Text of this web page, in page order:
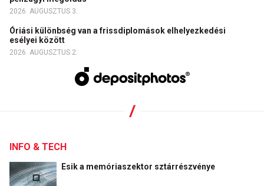
2026. AUGUSZTUS 3.
Óriási különbség van a frissdiplomások elhelyezkedési
esélyei között
2026. AUGUSZTUS 2.
INFO & TECH
Esik a memóriaszektor sztárrészvénye